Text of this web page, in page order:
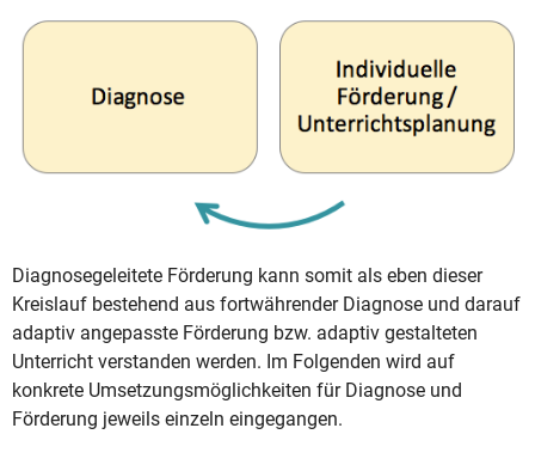
Diagnosegeleitete Förderung kann somit als eben dieser
Kreislauf bestehend aus fortwährender Diagnose und darauf
adaptiv angepasste Förderung bzw. adaptiv gestalteten
Unterricht verstanden werden. Im Folgenden wird auf
konkrete Umsetzungsmöglichkeiten für Diagnose und
Förderung jeweils einzeln eingegangen.